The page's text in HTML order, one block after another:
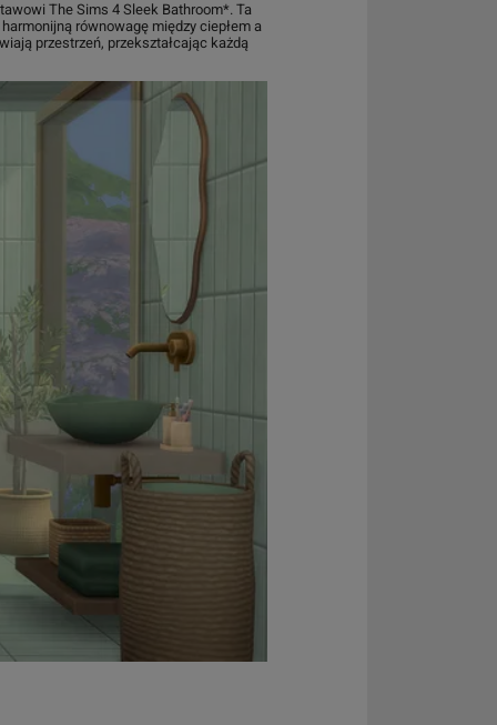
The Sims 4 Sleek Bathroom*. Ta
równowagę między ciepłem a
przestrzeń, przekształcając każdą